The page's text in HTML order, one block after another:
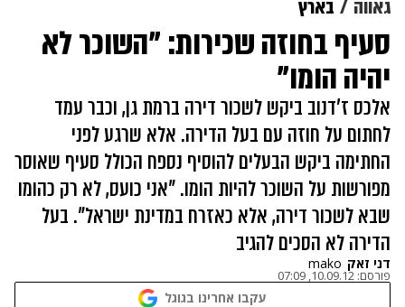
גאווה בארץ
סעיף בחוזה שכירות: "השוכר לא
יהיה הומו"
אלכס ז'דנוב ביקש לשכור דירה ברמת גן, וכבר עמד
לחתום על חוזה עם בעל הדירה. אלא שרגע לפני
החתימה ביקש הבעלים להוסיף נספח הכולל סעיף שאוסר
מפורשות על השוכר להיות הומו. "אני כועס, לא רק כהומו
שבא לשכור דירה, אלא כאזרח במדינת ישראל". בעל
הדירה לא הסכים להגיב
דני זאק mako
פורסם: 10.09.12, 07:09
עקבו אחרינו בגוגל